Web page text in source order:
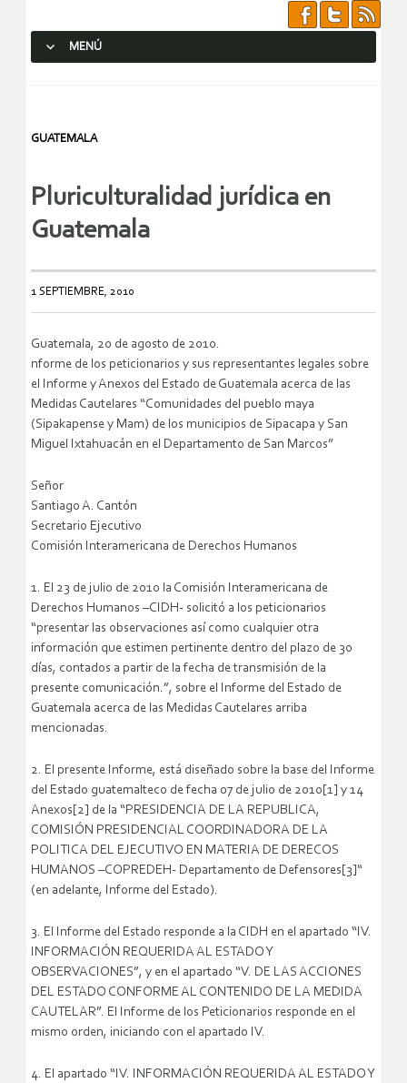
MENÚ
GUATEMALA
Pluriculturalidad jurídica en
Guatemala
1 SEPTIEMBRE, 2010
Guatemala, 20 de agosto de 2010.
nforme de los peticionarios y sus representantes legales sobre
el Informe y Anexos del Estado de Guatemala acerca de las
Medidas Cautelares “Comunidades del pueblo maya
(Sipakapense y Mam) de los municipios de Sipacapa y San
Miguel Ixtahuacán en el Departamento de San Marcos”
Señor
Santiago A. Cantón
Secretario Ejecutivo
Comisión Interamericana de Derechos Humanos
1. El 23 de julio de 2010 la Comisión Interamericana de
Derechos Humanos –CIDH- solicitó a los peticionarios
“presentar las observaciones así como cualquier otra
información que estimen pertinente dentro del plazo de 30
días, contados a partir de la fecha de transmisión de la
presente comunicación.”, sobre el Informe del Estado de
Guatemala acerca de las Medidas Cautelares arriba
mencionadas.
2. El presente Informe, está diseñado sobre la base del Informe
del Estado guatemalteco de fecha 07 de julio de 2010[1] y 14
Anexos[2] de la “PRESIDENCIA DE LA REPUBLICA,
COMISIÓN PRESIDENCIAL COORDINADORA DE LA
POLITICA DEL EJECUTIVO EN MATERIA DE DERECOS
HUMANOS –COPREDEH- Departamento de Defensores[3]“
(en adelante, Informe del Estado).
3. El Informe del Estado responde a la CIDH en el apartado “IV.
INFORMACIÓN REQUERIDA AL ESTADO Y
OBSERVACIONES”, y en el apartado “V. DE LAS ACCIONES
DEL ESTADO CONFORME AL CONTENIDO DE LA MEDIDA
CAUTELAR”. El Informe de los Peticionarios responde en el
mismo orden, iniciando con el apartado IV.
4. El apartado “IV. INFORMACIÓN REQUERIDA AL ESTADO Y